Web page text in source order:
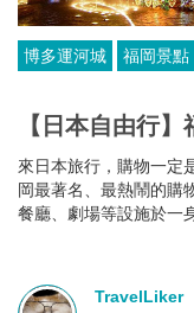
博多運河城 福岡景點
【日本自由行
來日本旅行，購物一定
岡最著名、最熱鬧的購
餐廳、劇場等設施於一
TravelLiker